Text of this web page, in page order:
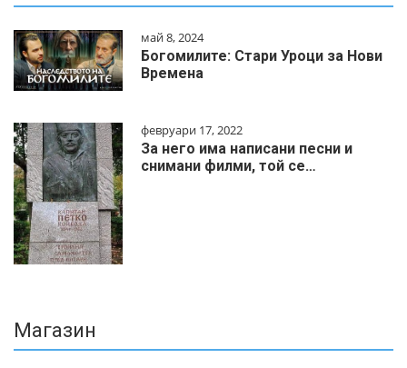
май 8, 2024
Богомилите: Стари Уроци за Нови
Времена
февруари 17, 2022
За него има написани песни и
снимани филми, той се…
Магазин